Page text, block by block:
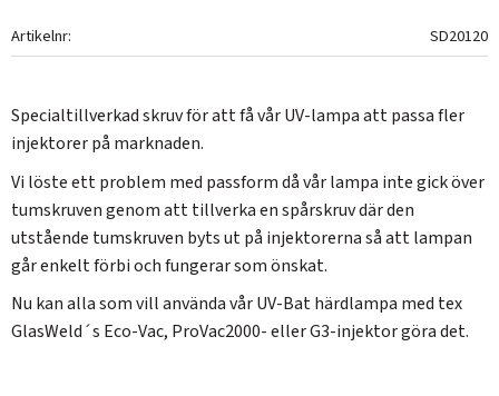
Artikelnr SD20120
Specialtillverkad skruv för att få vår UV-lampa att passa fler
injektorer på marknaden.
Vi löste ett problem med passform då vår lampa inte gick över
tumskruven genom att tillverka en spårskruv där den
utstående tumskruven byts ut på injektorerna så att lampan
går enkelt förbi och fungerar som önskat.
Nu kan alla som vill använda vår UV-Bat härdlampa med tex
GlasWeld´s Eco-Vac, ProVac2000- eller G3-injektor göra det.